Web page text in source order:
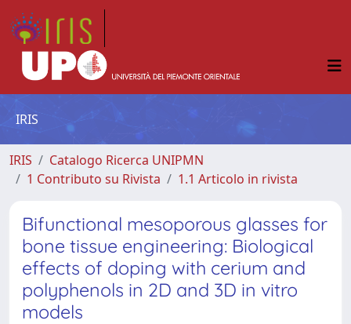
IRIS
IRIS
Catalogo Ricerca UNIPMN
1 Contributo su Rivista
1.1 Articolo in rivista
Bifunctional mesoporous glasses for
bone tissue engineering: Biological
effects of doping with cerium and
polyphenols in 2D and 3D in vitro
models